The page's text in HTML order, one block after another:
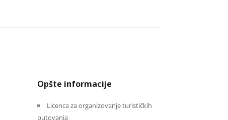
Opšte informacije
Licenca za organizovanje turističkih
putovanja